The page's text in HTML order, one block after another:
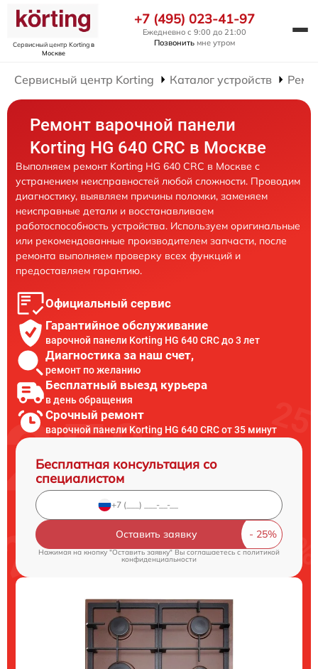
Сервисный центр Kortingв
Москве
+7 (495) 023-41-97
Ежедневно с 9:00 до 21:00
Позвонить мне утром
Сервисный центр Korting Каталог устройств
Ремонт варочной панели
Korting HG 640 CRC в Москве
Выполняем ремонт Korting HG 640 CRC в Москве с
устранением неисправностей любой сложности. Проводим
диагностику, выявляем причины поломки, заменяем
неисправные детали и восстанавливаем
работоспособность устройства. Используем оригинальные
или рекомендованные производителем запчасти, после
ремонта выполняем проверку всех функций и
предоставляем гарантию.
Официальный сервис
Гарантийное обслуживание
варочной панели Korting HG 640 CRC до 3 лет
Диагностика за наш счет,
ремонт по желанию
Бесплатный выезд курьера
в день обращения
Срочный ремонт
варочной панели Korting HG 640 CRC от 35 минут
Бесплатная консультация со
специалистом
Оставить заявку
Нажимая на кнопку "Оставить заявку" Вы соглашаетесь cполитикой
конфиденциальности